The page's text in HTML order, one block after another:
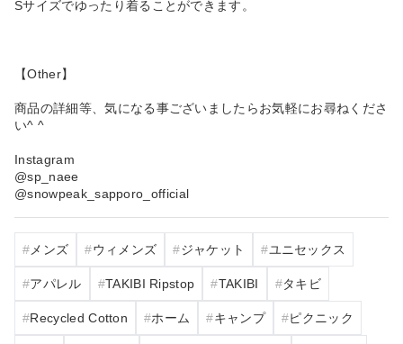
Sサイズでゆったり着ることができます。
【Other】
商品の詳細等、気になる事ございましたらお気軽にお尋ねくださ
い^ ^
Instagram
@sp_naee
@snowpeak_sapporo_official
メンズ ウィメンズ ジャケット ユニセックス
アパレル TAKIBI Ripstop TAKIBI タキビ
Recycled Cotton ホーム キャンプ ピクニック